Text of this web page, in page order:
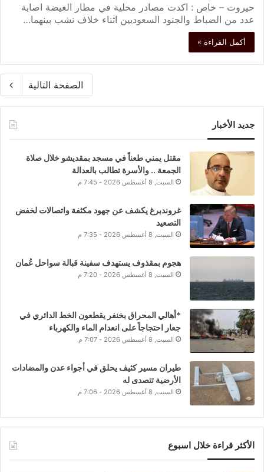
حيروت – خاص : اكدت مصادر محلية في مطار الغيضة اصابة
عدد من الضباط والجنود السعوديين اثناء خلاف نشب بينهما…
أكمل القراءة »
الصفحة التالية
جديد الأخبار
مقتل يمني طعناً في مسجد بمقديشو خلال صلاة
الجمعة .. والأسرة تطالب بالعدالة
السبت, 8 أغسطس 2026 - 7:45 م
غروندبرغ يكشف عن جهود مكثفة واتصالات لخفض
التصعيد
السبت, 8 أغسطس 2026 - 7:35 م
هجوم بمقذوف يستهدف سفينة قبالة سواحل عُمان
السبت, 8 أغسطس 2026 - 7:20 م
*أهالي المحراق بخنفر يقطعون الخط الدائري في
جعار احتجاجاً على انعدام الماء والكهرباء
السبت, 8 أغسطس 2026 - 7:07 م
طيران مسير كثيف يحلق في أجواء عدن والمضادات
الأرضية تتصدى له
السبت, 8 أغسطس 2026 - 7:06 م
الأكثر قراءة خلال اسبوع